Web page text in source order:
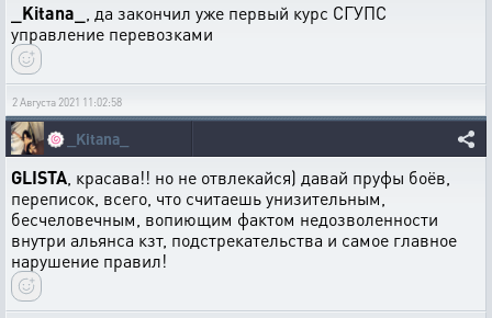
_Kitana_
, да закончил уже первый курс СГУПС
управление перевозками
2 Августа 2021 11:02:58
🍥 _Kitana_
GLISTA , красава!! но не отвлекайся) давай пруфы боёв,
переписок, всего, что считаешь унизительным,
бесчеловечным, вопиющим фактом недозволенности
внутри альянса кзт, подстрекательства и самое главное
нарушение правил!